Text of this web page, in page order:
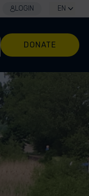
LOGIN EN
DONATE